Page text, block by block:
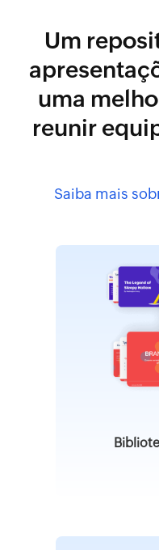
Um
uma
reunir
Saiba mais